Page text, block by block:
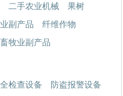
二手农业机械
果树
副产品
纤维作物
畜牧业副产品
检查设备
防盗报警设备